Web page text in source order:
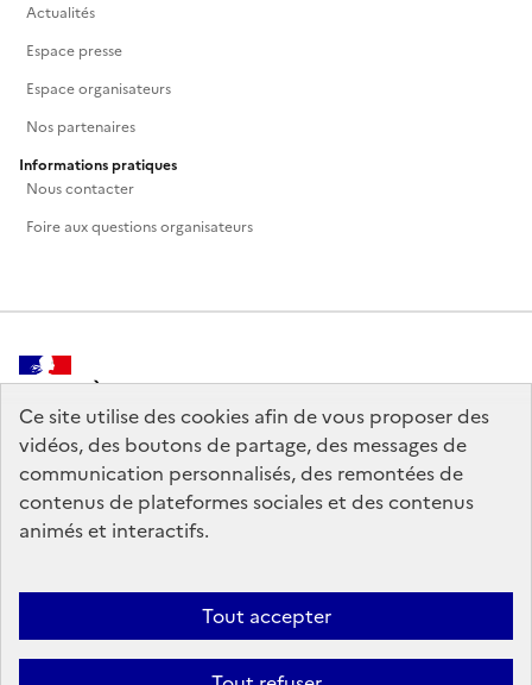
Ce site utilise des cookies afin de vous proposer des
vidéos, des boutons de partage, des messages de
communication personnalisés, des remontées de
contenus de plateformes sociales et des contenus
animés et interactifs.
Tout accepter
Actualités
Espace presse
Espace organisateurs
Nos partenaires
Informations pratiques
Nous contacter
Foire aux questions organisateurs
MINISTÈRE
DE LA CULTURE
legifrance.gouv.fr
service-public.gouv.fr
data.gouv.fr